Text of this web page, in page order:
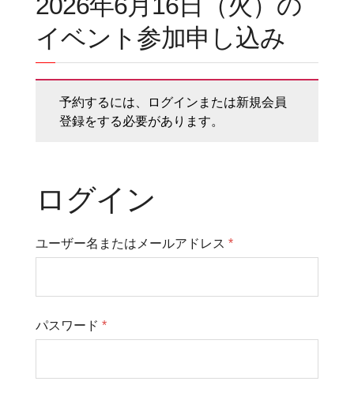
2026年6月16日（火）の
イベント参加申し込み
予約するには、ログインまたは新規会員
登録をする必要があります。
ログイン
ユーザー名またはメールアドレス *
パスワード *